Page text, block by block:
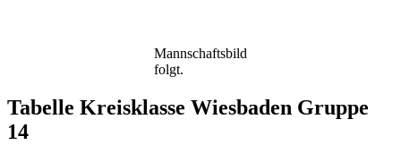
Mannschaftsbild
folgt.
Tabelle Kreisklasse Wiesbaden Gruppe
14